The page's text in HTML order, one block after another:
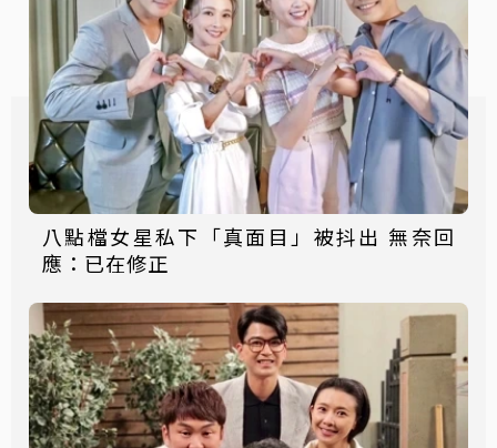
八點檔女星私下「真面目」被抖出 無奈回
應：已在修正